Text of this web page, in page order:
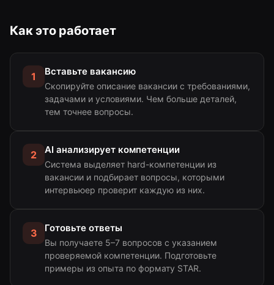
Как это работает
1 Вставьте вакансию
Скопируйте описание вакансии с требованиями,
задачами и условиями. Чем больше деталей,
тем точнее вопросы.
2 AI анализирует компетенции
Система выделяет hard-компетенции из
вакансии и подбирает вопросы, которыми
интервьюер проверит каждую из них.
3 Готовьте ответы
Вы получаете 5–7 вопросов с указанием
проверяемой компетенции. Подготовьте
примеры из опыта по формату STAR.